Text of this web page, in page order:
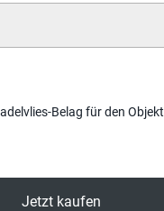
Belag für den
Jetzt kaufen